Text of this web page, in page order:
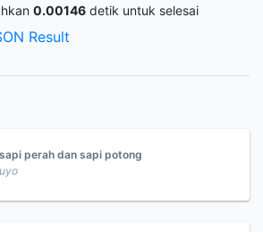
0.00146 detik untuk selesai
Result
perah dan sapi potong